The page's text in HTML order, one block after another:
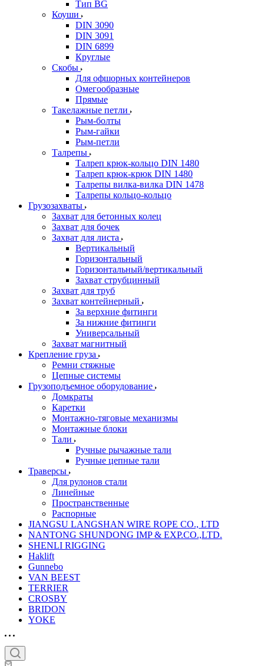
Тип BG
Коуши
DIN 3090
DIN 3091
DIN 6899
Круглые
Скобы
Для офшорных контейнеров
Омегообразные
Прямые
Такелажные петли
Рым-болты
Рым-гайки
Рым-петли
Талрепы
Талреп крюк-кольцо DIN 1480
Талреп крюк-крюк DIN 1480
Талрепы вилка-вилка DIN 1478
Талрепы кольцо-кольцо
Грузозахваты
Захват для бетонных колец
Захват для бочек
Захват для листа
Вертикальный
Горизонтальный
Горизонтальный/вертикальный
Захват струбцинный
Захват для труб
Захват контейнерный
За верхние фитинги
За нижние фитинги
Универсальный
Захват магнитный
Крепление груза
Ремни стяжные
Цепные системы
Грузоподъемное оборудование
Домкраты
Каретки
Монтажно-тяговые механизмы
Монтажные блоки
Тали
Ручные рычажные тали
Ручные цепные тали
Траверсы
Для рулонов стали
Линейные
Пространственные
Распорные
JIANGSU LANGSHAN WIRE ROPE CO., LTD
NANTONG SHUNDONG IMP & EXP.CO.,LTD.
SHENLI RIGGING
Haklift
Gunnebo
VAN BEEST
TERRIER
CROSBY
BRIDON
YOKE